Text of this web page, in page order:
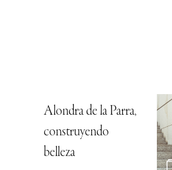
Alondra de la Parra,
construyendo
belleza